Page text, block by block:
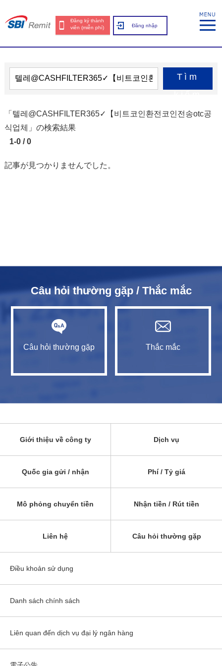
Đăng ký thành
viên (miễn phí)
Đăng nhập
Tìm
「텔레@CASHFILTER365✓【비트코인환전코인전송otc공
식업체」の検索結果
1-0 / 0
記事が見つかりませんでした。
Câu hỏi thường gặp / Thắc mắc
Câu hỏi thường gặp Thắc mắc
Giới thiệu về công ty Dịch vụ
Quốc gia gửi / nhận Phí / Tỷ giá
Mô phỏng chuyển tiền Nhận tiền / Rút tiền
Liên hệ Câu hỏi thường gặp
Điều khoản sử dụng
Danh sách chính sách
Liên quan đến dịch vụ đại lý ngân hàng